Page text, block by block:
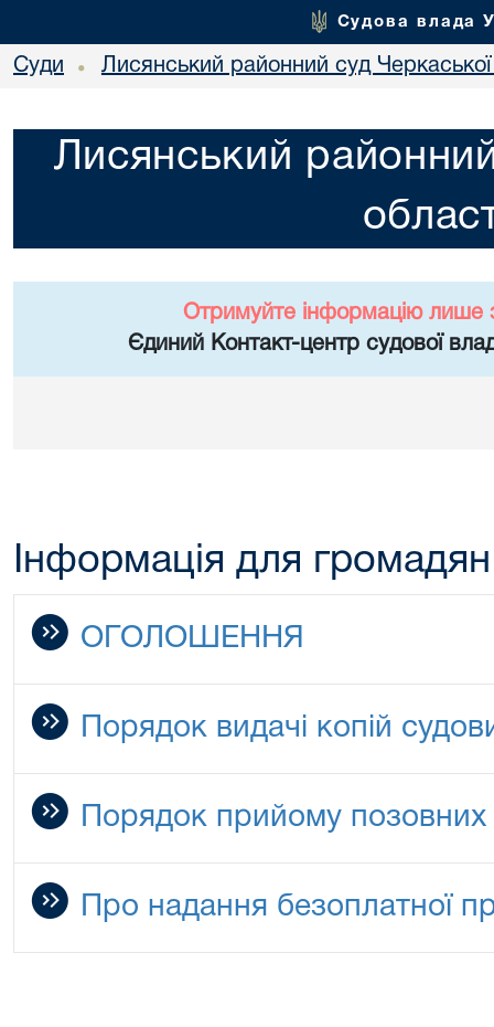
Судова влада
Суди • Лисянський районний суд Черкаської
Лисянський
Отримуйте інформацію лише
Єдиний Контакт-центр судової
Інформація для громадян
ОГОЛОШЕННЯ
Порядок видачі копій
Порядок прийому позовних
Про надання безоплатної